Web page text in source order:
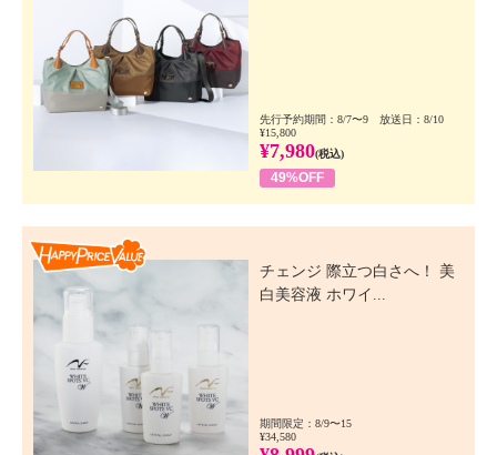
先行予約期間：8/7〜9 放送日：8/10
¥15,800
¥7,980(税込)
49%OFF
チェンジ 際立つ白さへ！ 美
白美容液 ホワイ...
期間限定：8/9〜15
¥34,580